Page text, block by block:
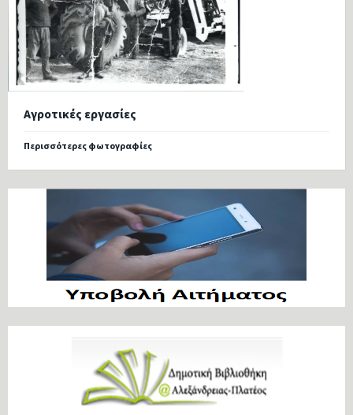
Αγροτικές εργασίες
Περισσότερες φωτογραφίες